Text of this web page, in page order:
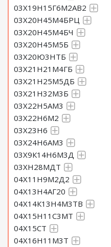
03Х19Н15Г6М2АВ2
03Х20Н45М4БРЦ
03Х20Н45М4БЧ
03Х20Н45М5Б
03Х20Ю3НТБ
03Х21Н21М4ГБ
03Х21Н25М5ДБ
03Х21Н32М3Б
03Х22Н5АМ3
03Х22Н6М2
03Х23Н6
03Х24Н6АМ3
03Х9К14Н6М3Д
03ХН28МДТ
04Х11Н9М2Д2
04Х13Н4АГ20
04Х14К13Н4М3ТВ
04Х15Н11С3МТ
04Х15СТ
04Х16Н11М3Т